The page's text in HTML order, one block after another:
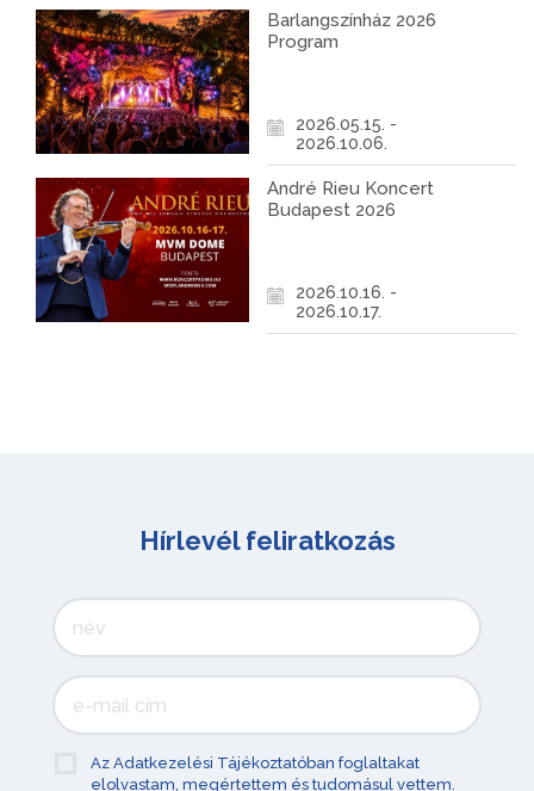
Barlangszínház 2026
Program
2026.05.15. -
2026.10.06.
André Rieu Koncert
Budapest 2026
2026.10.16. -
2026.10.17.
Hírlevél feliratkozás
Az Adatkezelési Tájékoztatóban foglaltakat
elolvastam, megértettem és tudomásul vettem.